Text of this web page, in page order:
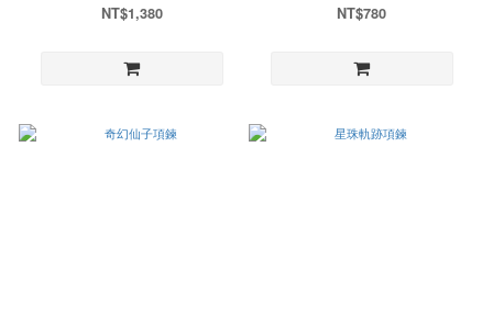
NT$1,380 NT$780